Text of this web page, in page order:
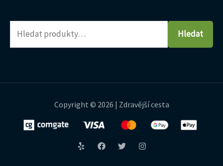
Hledat
Copyright © 2026 | Zdravější cesta